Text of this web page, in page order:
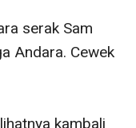
serak Sam
Andara. Cewek
kambali